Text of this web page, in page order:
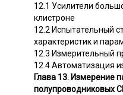
12.1 Усилители
клистроне
12.2 Испытательный
характеристик и
12.3 Измерительный
12.4 Автоматизация
Глава 13. Измерение
полупроводниковых